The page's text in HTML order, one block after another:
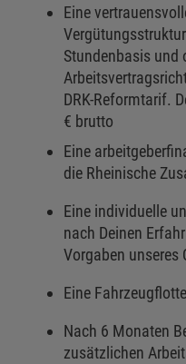
Eine
Stundenbasis und
DRK-Reformtarif.
€ brutto
Eine
die Rheinische
Eine individuelle
nach Deinen
Vorgaben
Eine
Nach 6 Monaten
zusätzlichen